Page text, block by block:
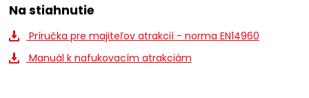
Na stiahnutie
Príručka pre majiteľov atrakcií - norma EN14960
Manuál k nafukovacím atrakciám